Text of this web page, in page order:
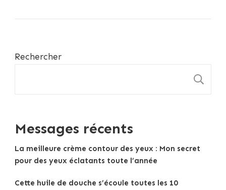
Rechercher
Messages récents
La meilleure crème contour des yeux : Mon secret
pour des yeux éclatants toute l’année
Cette huile de douche s’écoule toutes les 10